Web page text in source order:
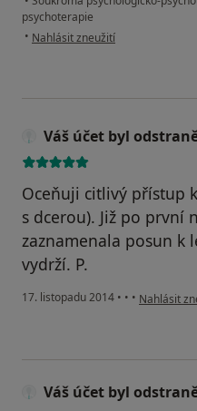
psychoterapie
• podle názoru uživatele Chápavý
Nahlásit zneužití
Váš účet byl
Oceňuji citlivý přístup
s dcerou). Již po první
zaznamenala posun k
vydrží. P.
17. listopadu 2014 • • • podle
Nahlásit
Váš účet byl